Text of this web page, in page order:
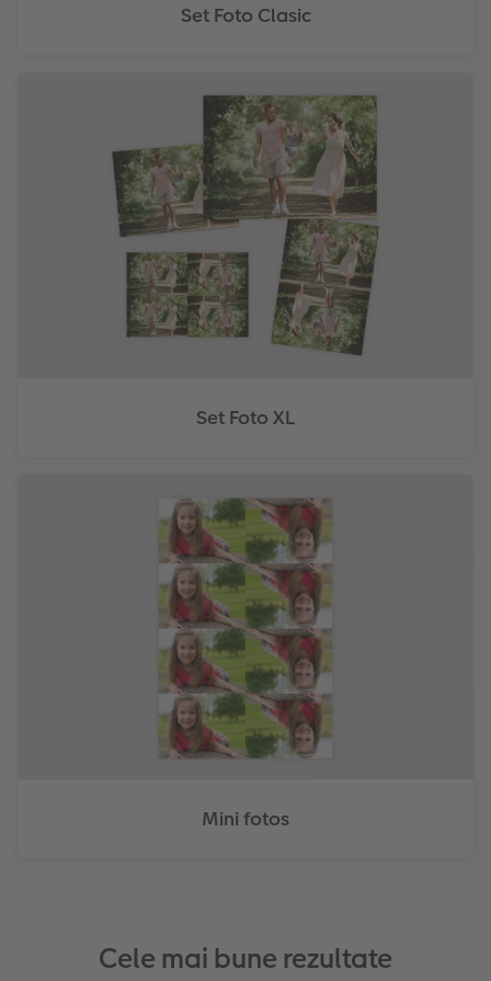
Set Foto Clasic
Set Foto XL
Mini fotos
Cele mai bune rezultate